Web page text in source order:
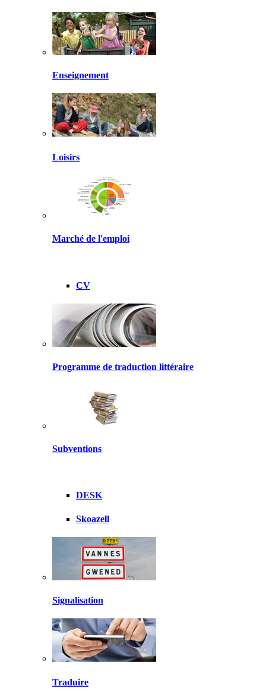
Enseignement
Loisirs
Marché de l'emploi
CV
Programme de traduction littéraire
Subventions
DESK
Skoazell
Signalisation
Traduire